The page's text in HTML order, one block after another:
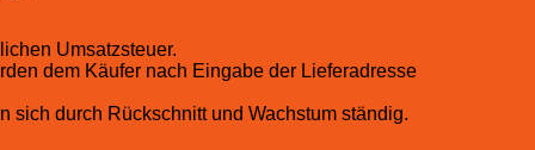
Umsatzsteuer.
dem Käufer nach Eingabe der Lieferadresse
durch Rückschnitt und Wachstum ständig.